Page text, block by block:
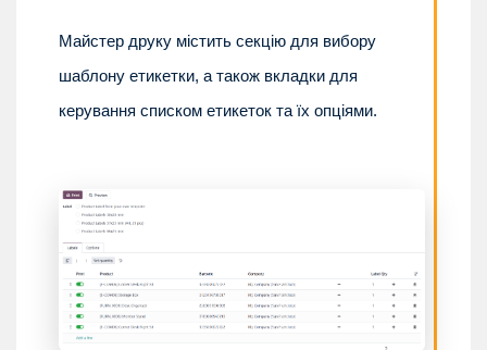
Майстер друку містить секцію для вибору
шаблону етикетки, а також вкладки для
керування списком етикеток та їх опціями.